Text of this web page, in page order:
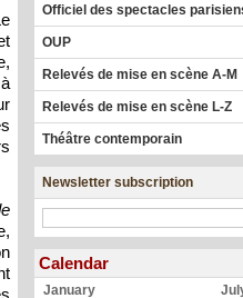
Officiel des spectacles
OUP
Relevés de mise en scène A-M
Relevés de mise en scène L-Z
Théâtre contemporain
Newsletter subscription
Calendar
January